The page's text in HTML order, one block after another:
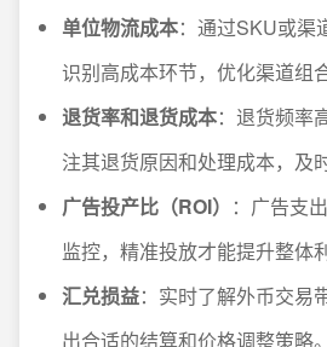
单位物流成本：通过SKU或渠
识别高成本环节，优化渠道组合
退货率和退货成本：退货频率
注其退货原因和处理成本，及
广告投产比（ROI） ：广告支
监控，精准投放才能提升整体
汇兑损益：实时了解外币交易
出合适的结算和价格调整策略。